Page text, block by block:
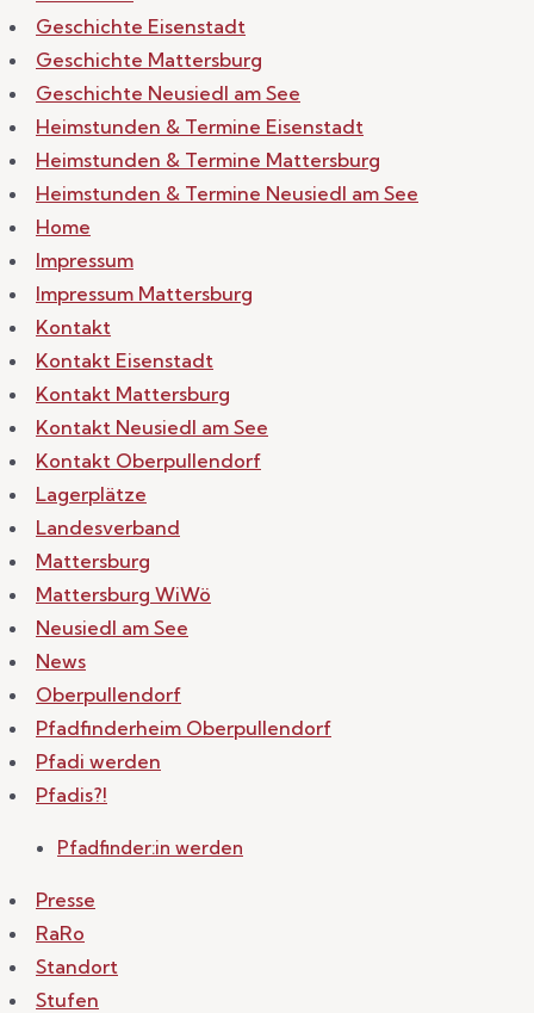
Geschichte Eisenstadt
Geschichte Mattersburg
Geschichte Neusiedl am See
Heimstunden & Termine Eisenstadt
Heimstunden & Termine Mattersburg
Heimstunden & Termine Neusiedl am See
Home
Impressum
Impressum Mattersburg
Kontakt
Kontakt Eisenstadt
Kontakt Mattersburg
Kontakt Neusiedl am See
Kontakt Oberpullendorf
Lagerplätze
Landesverband
Mattersburg
Mattersburg WiWö
Neusiedl am See
News
Oberpullendorf
Pfadfinderheim Oberpullendorf
Pfadi werden
Pfadis?!
Pfadfinder:in werden
Presse
RaRo
Standort
Stufen